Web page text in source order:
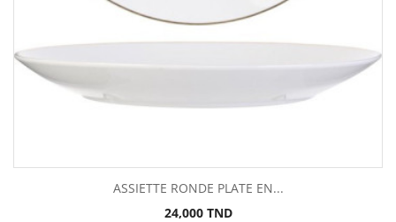
ASSIETTE RONDE PLATE EN...
Prix
24,000 TND